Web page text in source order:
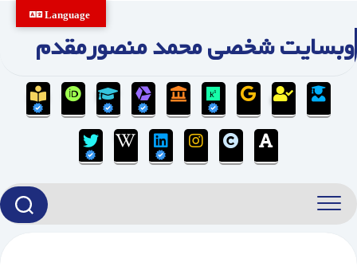
to
content
وبسایت شخصی محمد منصورمقدم
Language